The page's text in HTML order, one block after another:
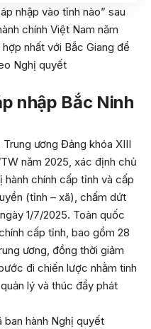
nhập vào tỉnh nào” sau
chính Việt Nam năm
nhất với Bắc Giang để
Nghị quyết
nhập Bắc Ninh
Trung ương Đảng khóa XIII
năm 2025, xác định chủ
chính cấp tỉnh và cấp
(tỉnh – xã), chấm dứt
1/7/2025. Toàn quốc
cấp tỉnh, bao gồm 28
ương, đồng thời giảm
đi chiến lược nhằm tinh
lý và thúc đẩy phát
ban hành Nghị quyết